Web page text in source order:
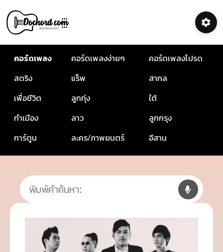
คอร์ดเพลง คอร์ดเพลงง่ายๆ
คอร์ดเพลงโปรด
สตริง
แร็พ
สากล
เพื่อชีวิต
ลูกทุ่ง
ใต้
กำเมือง
ลาว
ลูกกรุง
การ์ตูน
ละคร/ภาพยนตร์ อีสาน